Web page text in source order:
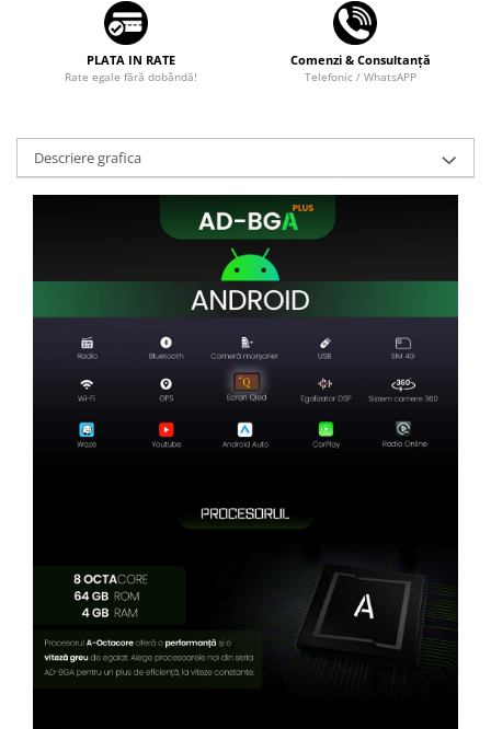
PLATA IN RATE
Rate egale fără dobândă!
Comenzi & Consultanță
Telefonic / WhatsAPP
Descriere grafica